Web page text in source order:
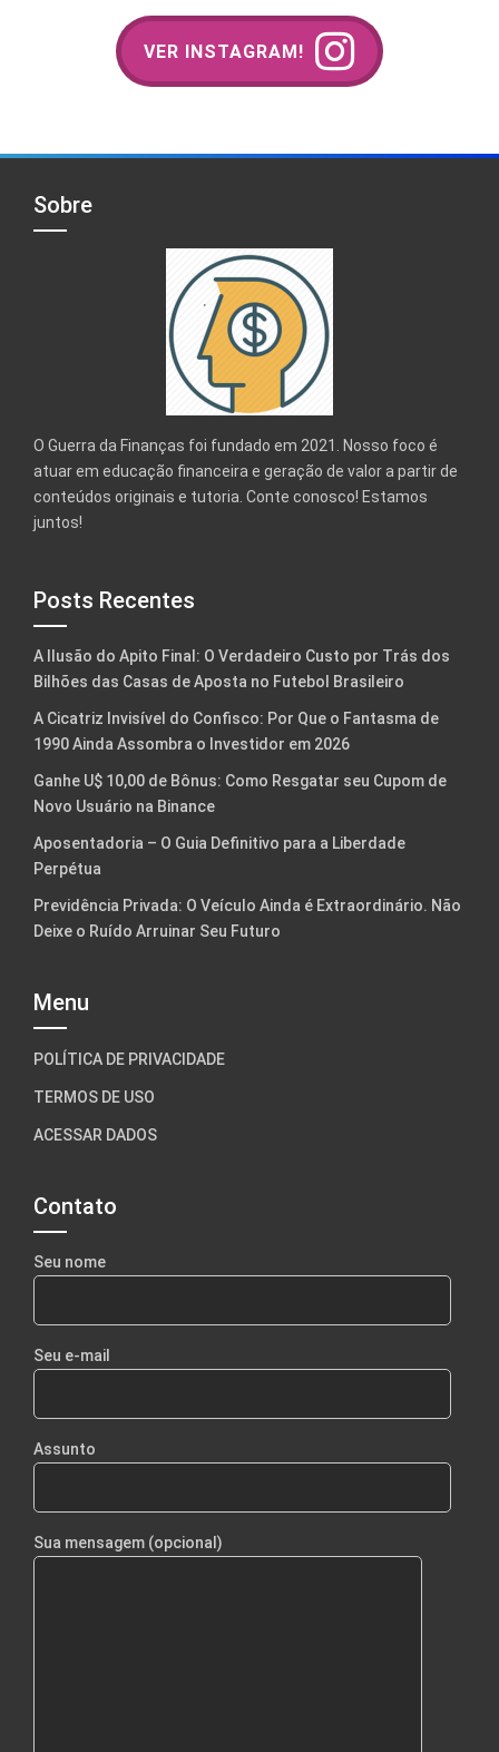
VER INSTAGRAM!
Sobre
O Guerra da Finanças foi fundado em 2021. Nosso foco é
atuar em educação financeira e geração de valor a partir de
conteúdos originais e tutoria. Conte conosco! Estamos
juntos!
Posts Recentes
A Ilusão do Apito Final: O Verdadeiro Custo por Trás dos
Bilhões das Casas de Aposta no Futebol Brasileiro
A Cicatriz Invisível do Confisco: Por Que o Fantasma de
1990 Ainda Assombra o Investidor em 2026
Ganhe U$ 10,00 de Bônus: Como Resgatar seu Cupom de
Novo Usuário na Binance
Aposentadoria – O Guia Definitivo para a Liberdade
Perpétua
Previdência Privada: O Veículo Ainda é Extraordinário. Não
Deixe o Ruído Arruinar Seu Futuro
Menu
POLÍTICA DE PRIVACIDADE
TERMOS DE USO
ACESSAR DADOS
Contato
Seu nome
Seu e-mail
Assunto
Sua mensagem (opcional)